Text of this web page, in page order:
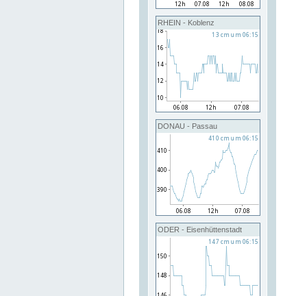
RHEIN - Koblenz
DONAU - Passau
ODER - Eisenhüttenstadt